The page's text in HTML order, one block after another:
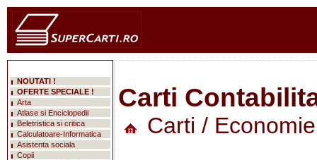
Carti
Carti / Economie
NOUTATI !
OFERTE SPECIALE !
Arta
Atlase si Enciclopedii
Beletristica si critica
Calculatoare-Informatica
Asistenta sociala
Copii